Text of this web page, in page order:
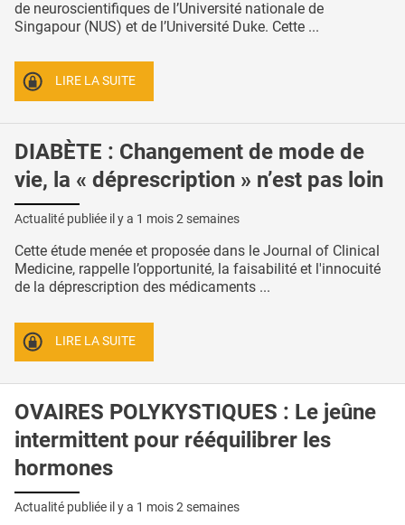
de neuroscientifiques de l’Université nationale de
Singapour (NUS) et de l’Université Duke. Cette ...
LIRE LA SUITE
DIABÈTE : Changement de mode de
vie, la « déprescription » n’est pas loin
Actualité publiée il y a 1 mois 2 semaines
Cette étude menée et proposée dans le Journal of Clinical
Medicine, rappelle l’opportunité, la faisabilité et l'innocuité
de la déprescription des médicaments ...
LIRE LA SUITE
OVAIRES POLYKYSTIQUES : Le jeûne
intermittent pour rééquilibrer les
hormones
Actualité publiée il y a 1 mois 2 semaines